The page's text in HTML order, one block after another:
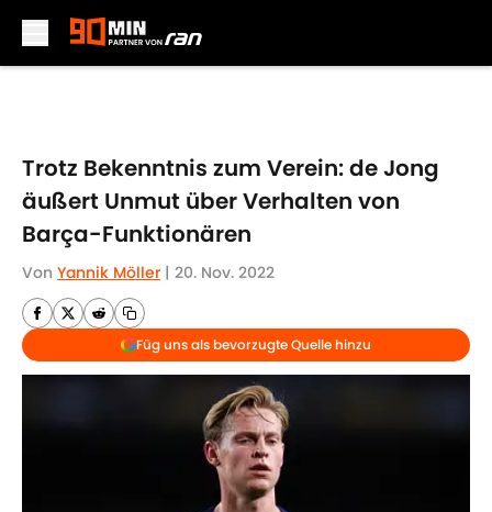
Trotz Bekenntnis zum Verein: de Jong
äußert Unmut über Verhalten von
Barça-Funktionären
Von Yannik Möller | 20. Nov. 2022
Füg uns als bevorzugte Quelle hinzu